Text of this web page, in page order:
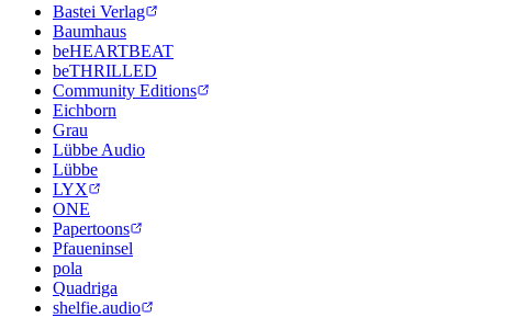
Bastei Verlag
Baumhaus
beHEARTBEAT
beTHRILLED
Community Editions
Eichborn
Grau
Lübbe Audio
Lübbe
LYX
ONE
Papertoons
Pfaueninsel
pola
Quadriga
shelfie.audio